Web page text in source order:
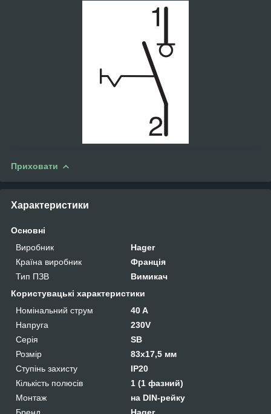
Приховати
Характеристики
Основні
Виробник
Hager
Країна виробник
Франція
Тип ПЗВ
Вимикач
Користувацькi характеристики
Номінальний струм
40 A
Напруга
230V
Серія
SB
Розмір
83x17,5 мм
Ступінь захисту
IP20
Кількість полюсів
1 (1 фазний)
Монтаж
на DIN-рейку
Бренд
Hager